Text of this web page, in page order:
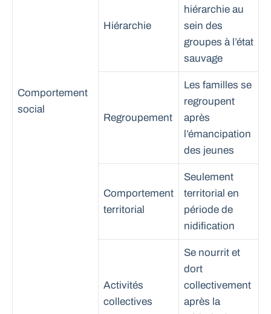
Comportement
social
Hiérarchie
hiérarchie au
sein des
groupes à l’état
sauvage
Regroupement
Les familles se
regroupent
après
l’émancipation
des jeunes
Comportement
territorial
Seulement
territorial en
période de
nidification
Activités
collectives
Se nourrit et
dort
collectivement
après la